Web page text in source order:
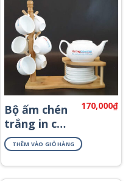
Bộ ấm chén
trắng in chữ
AT-02
170,000₫
THÊM VÀO GIỎ HÀNG